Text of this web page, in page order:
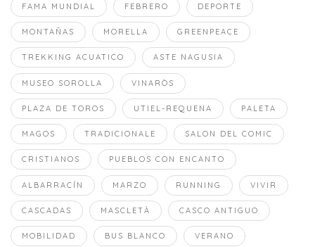
FAMA MUNDIAL FEBRERO DEPORTE
MONTAÑAS MORELLA GREENPEACE
TREKKING ACUATICO ASTE NAGUSIA
MUSEO SOROLLA VINARÒS
PLAZA DE TOROS UTIEL-REQUENA PALETA
MAGOS TRADICIONALE SALON DEL COMIC
CRISTIANOS PUEBLOS CON ENCANTO
ALBARRACÍN MARZO RUNNING VIVIR
CASCADAS MASCLETÀ CASCO ANTIGUO
MOBILIDAD BUS BLANCO VERANO